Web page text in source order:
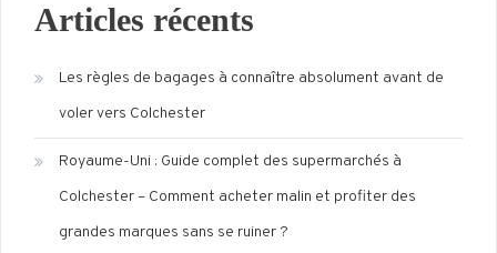
Articles récents
Les règles de bagages à connaître absolument avant de
voler vers Colchester
Royaume-Uni : Guide complet des supermarchés à
Colchester – Comment acheter malin et profiter des
grandes marques sans se ruiner ?